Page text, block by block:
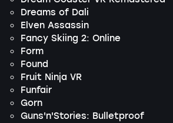
Dreams of Dali
Elven Assassin
Fancy Skiing 2: Online
Form
Found
Fruit Ninja VR
Funfair
Gorn
Guns'n'Stories: Bulletproof